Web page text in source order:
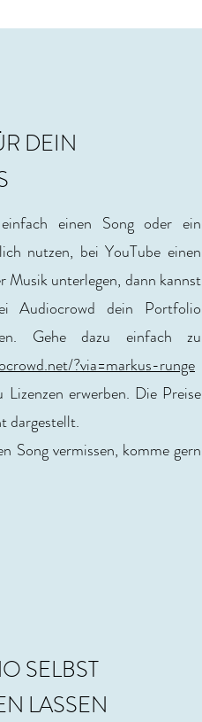
DEIN
einen Song oder ein
nutzen, bei YouTube einen
Musik unterlegen, dann kannst
Audiocrowd dein Portfolio
Gehe dazu einfach zu
?via=markus-runge
erwerben. Die Preise
dargestellt.
Song vermissen, komme gern
SELBST
LASSEN